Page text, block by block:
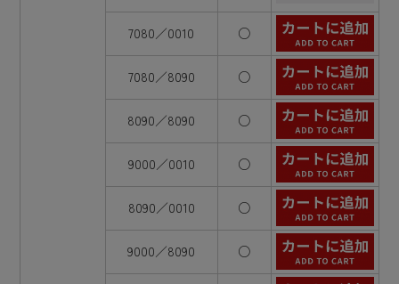
7080／0010 ○
7080／8090 ○
8090／8090 ○
9000／0010 ○
8090／0010 ○
9000／8090 ○